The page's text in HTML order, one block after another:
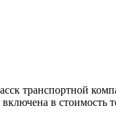
транспортной
в стоимость